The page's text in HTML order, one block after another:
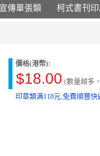
宣傳單張類 柯式書刊印
價格(港幣):
$18.00 (數量越多
印章類满118元,免費順豐快